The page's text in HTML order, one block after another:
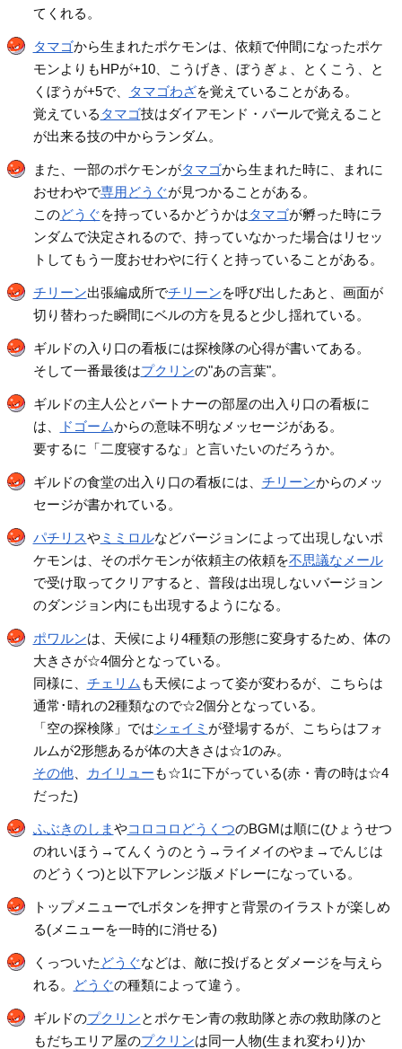
てくれる。
タマゴから生まれたポケモンは、依頼で仲間になったポケ
モンよりもHPが+10、こうげき、ぼうぎょ、とくこう、と
くぼうが+5で、
タマゴわざを覚えていることがある。
覚えている タマゴ技はダイアモンド・パールで覚えること
が出来る技の中からランダム。
また、一部のポケモンがタマゴから生まれた時に、まれに
おせわやで専用どうぐが見つかることがある。
このどうぐを持っているかどうかはタマゴが孵った時にラ
ンダムで決定されるので、持っていなかった場合はリセッ
トしてもう一度おせわやに行くと持っていることがある。
チリーン出張編成所でチリーンを呼び出したあと、画面が
切り替わった瞬間にベルの方を見ると少し揺れている。
ギルドの入り口の看板には探検隊の心得が書いてある。
そして一番最後はプクリンの"あの言葉"。
ギルドの主人公とパートナーの部屋の出入り口の看板に
は、
ドゴームからの意味不明なメッセージがある。
要するに「二度寝するな」と言いたいのだろうか。
ギルドの食堂の出入り口の看板には、 チリーンからのメッ
セージが書かれている。
パチリスやミミロルなどバージョンによって出現しないポ
ケモンは、そのポケモンが依頼主の依頼を不思議なメール
で受け取ってクリアすると、普段は出現しないバージョン
のダンジョン内にも出現するようになる。
ポワルンは、天候により4種類の形態に変身するため、体の
大きさが☆4個分となっている。
同様に、 チェリム も天候によって姿が変わるが、こちらは
通常･晴れの2種類なので☆2個分となっている。
「空の探検隊」ではシェイミ が登場するが、こちらはフォ
ルムが2形態あるが体の大きさは☆1のみ。
その他、 カイリューも☆1に下がっている(赤・青の時は☆4
だった)
ふぶきのしまやコロコロどうくつのBGMは順に(ひょうせつ
のれいほう→てんくうのとう→ライメイのやま→でんじは
のどうくつ)と以下アレンジ版メドレーになっている。
トップメニューでLボタンを押すと背景のイラストが楽しめ
る(メニューを一時的に消せる)
くっついた どうぐなどは、敵に投げるとダメージを与えら
れる。
どうぐの種類によって違う。
ギルドのプクリンとポケモン青の救助隊と赤の救助隊のと
もだちエリア屋のプクリンは同一人物(生まれ変わり)か